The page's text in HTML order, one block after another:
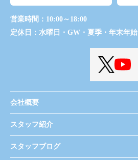
営業時間： 10:00～18:00
定休日： 水曜日・GW・夏季・年末年始
会社概要
スタッフ紹介
スタッフブログ